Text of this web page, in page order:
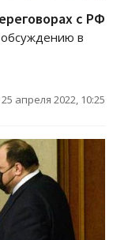
с РФ
в
25 апреля 2022, 10:25